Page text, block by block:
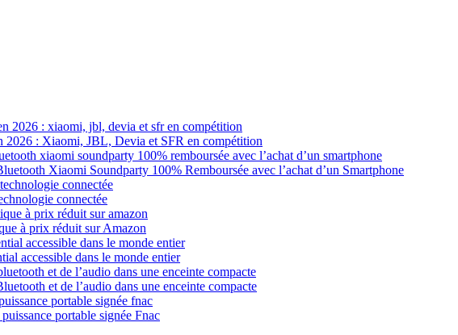
2026 : Xiaomi, JBL, Devia et SFR en compétition
Xiaomi Soundparty 100% Remboursée avec l’achat d’un Smartphone
connectée
à prix réduit sur Amazon
accessible dans le monde entier
et de l’audio dans une enceinte compacte
portable signée Fnac